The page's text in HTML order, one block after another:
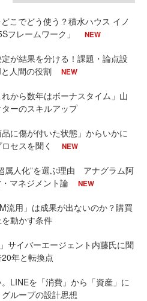
こでどう使う？積水ハウス イノ
フレームワーク」
NEW
定が結果を分ける！課題・論点設
人間の役割
NEW
れから数年はボーナスタイム」山
ーのスキルアップ
に傷が付いた状態」からいかに
セスを聞く
NEW
属人化”を選ぶ理由 アナグラム阿
マネジメント論
NEW
流用」は成果が出ないのか？購買
動かす条件
」サイバーエージェント内藤氏に聞
年と転換点
LINEを「消費」から「資産」に
ループの設計思想